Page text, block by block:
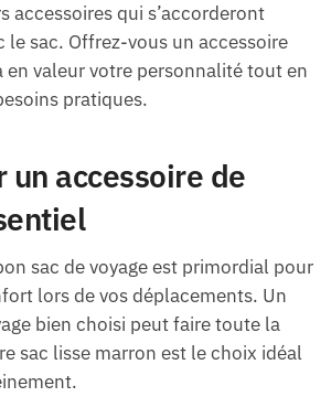
accessoires qui s’accorderont
le sac. Offrez-vous un accessoire
valeur votre personnalité tout en
pratiques.
un accessoire de
sac de voyage est primordial pour
lors de vos déplacements. Un
bien choisi peut faire toute la
sac lisse marron est le choix idéal